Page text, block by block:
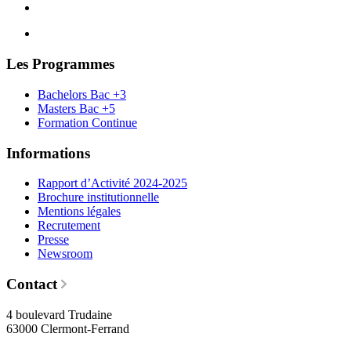
Les Programmes
Bachelors Bac +3
Masters Bac +5
Formation Continue
Informations
Rapport d’Activité 2024-2025
Brochure institutionnelle
Mentions légales
Recrutement
Presse
Newsroom
Contact
4 boulevard Trudaine
63000 Clermont-Ferrand